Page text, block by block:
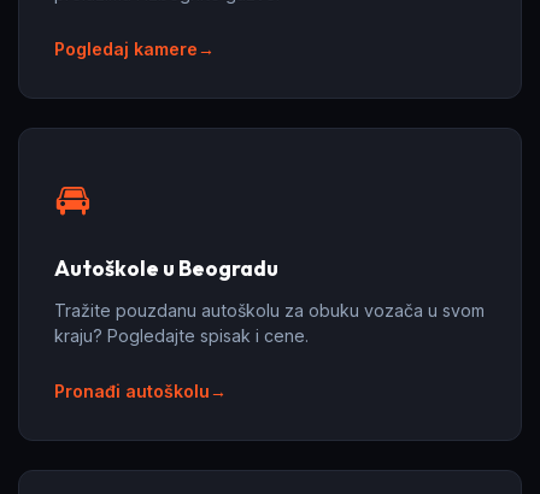
Pogledaj kamere
🚘
Autoškole u Beogradu
Tražite pouzdanu autoškolu za obuku vozača u svom
kraju? Pogledajte spisak i cene.
Pronađi autoškolu